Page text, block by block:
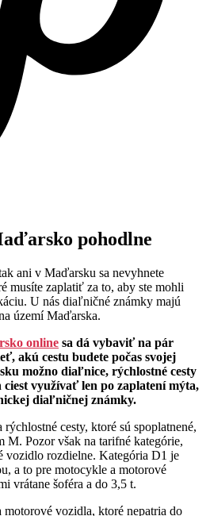
pohodlne
ani v Maďarsku sa nevyhnete
musíte zaplatiť za to, aby ste mohli
U nás diaľničné známky majú
území Maďarska.
online sa dá vybaviť na pár
akú cestu budete počas svojej
možno diaľnice, rýchlostné cesty
využívať len po zaplatení mýta,
diaľničnej známky.
cesty, ktoré sú spoplatnené,
M. Pozor však na tarifné kategórie,
vozidlo rozdielne. Kategória D1 je
a to pre motocykle a motorové
vrátane šoféra a do 3,5 t.
vozidla, ktoré nepatria do